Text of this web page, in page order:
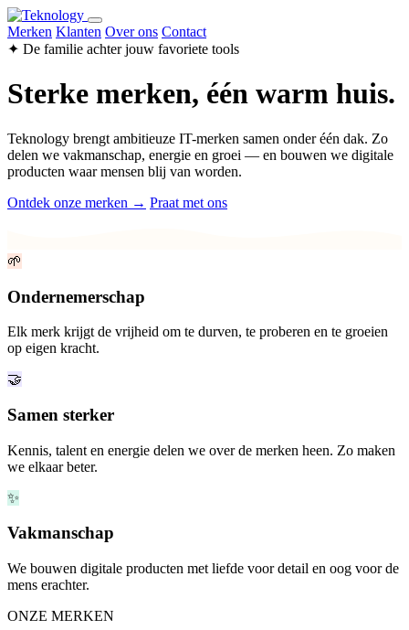
Merken Klanten Over ons Contact
✦ De familie achter jouw favoriete tools
Sterke merken, één warm huis.
Teknology brengt ambitieuze IT-merken samen onder één dak. Zo
delen we vakmanschap, energie en groei — en bouwen we digitale
producten waar mensen blij van worden.
Ontdek onze merken → Praat met ons
🌱
Ondernemerschap
Elk merk krijgt de vrijheid om te durven, te proberen en te groeien
op eigen kracht.
🤝
Samen sterker
Kennis, talent en energie delen we over de merken heen. Zo maken
we elkaar beter.
✨
Vakmanschap
We bouwen digitale producten met liefde voor detail en oog voor de
mens erachter.
ONZE MERKEN